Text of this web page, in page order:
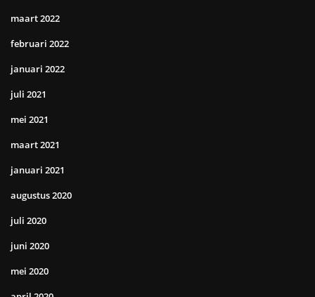
maart 2022
februari 2022
januari 2022
juli 2021
mei 2021
maart 2021
januari 2021
augustus 2020
juli 2020
juni 2020
mei 2020